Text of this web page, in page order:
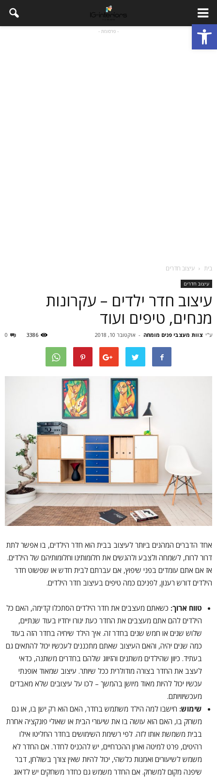
פתח סרגל נגישות - פרסומת -
בית עיצוב חדרים
עיצוב חדרים
עיצוב חדר ילדים – עקרונות
מנחים, טיפים ועוד
ע"י צוות מעצבי פנים מומחה - אוקטובר 10, 2018 0 3386
אחד הדברים המהנים ביותר לעיצוב בבית הוא חדר הילדים, בו אפשר לתת
דרור לרוח, לשמחה ולצבע ולהגשים את חלומותינו וחלומותיהם של הילדים.
אז אם אתם עומדים בפני שיפוץ, אם עברתם לבית חדש או שפשוט חדר
הילדים דורש רענון, לפניכם כמה טיפים בעיצוב חדר הילדים.
טווח ארוך: כשאתם מעצבים את חדר הילדים הסתכלו קדימה, האם כל
הילדים להם אתם מעצבים את החדר כעת יגורו יחדיו בעוד שנתיים,
שלוש שנים או חמש שנים בחדר זה. איך הילד שיחיה בחדר הזה בעוד
כמה שנים יהיה, והאם העיצוב שאתם מתכננים לעכשיו יכול להתאים גם
בעתיד. כיוון שהילדים משתנים והזיווג שלהם בחדרים משתנה, כדאי
לעצב את החדר בצורה מודולרית ככל שיותר. עיצוב שמאוד אופנתי
עכשיו יכול להיות מאוד מיושן בהמשך – לכו על עיצובים שלא מאבדים
מעכשיוויותם.
שימוש: חישבו למה הילד משתמש בחדר, האם הוא רק ישן בו, או גם
משחק בו, האם הוא עושה בו את שיעורי הבית או שאולי פונקציה אחרת
בבית משמשת אותו לזה. לפי רשימת השימושים בחדר החליטו אילו
רהיטים, פרט למיטה וארון ההכרחיים, יש להכניס לחדר. אם החדר לא
משמש לשיעורים ואמנות כלשהי, יכול להיות שאין צורך בשולחן, דבר
שיפנה מקום למשחק. אם החדר משמש גם כחדר משחקים יש לדאוג